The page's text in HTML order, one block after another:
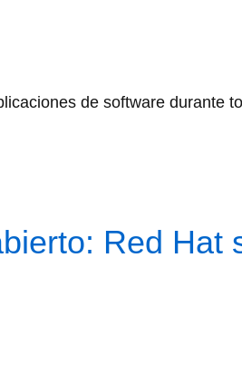
de software durante
Red Hat